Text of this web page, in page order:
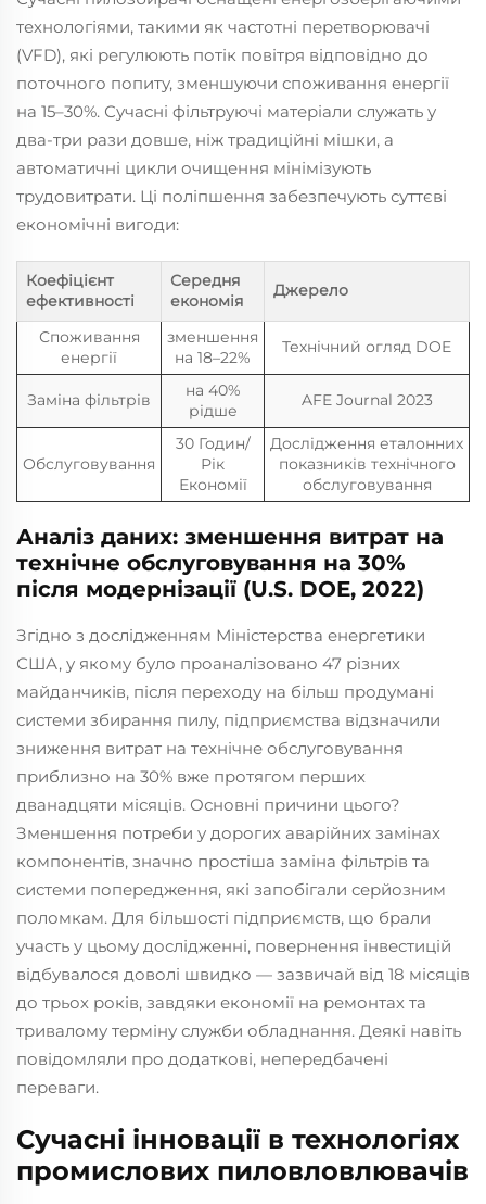
технологіями, такими як частотні перетворювачі
(VFD), які регулюють потік повітря відповідно до
поточного попиту, зменшуючи споживання енергії
на 15–30%. Сучасні фільтруючі матеріали служать у
два-три рази довше, ніж традиційні мішки, а
автоматичні цикли очищення мінімізують
трудовитрати. Ці поліпшення забезпечують суттєві
економічні вигоди:
Коефіцієнт
ефективності
Середня
економія
Джерело
Споживання
енергії
зменшення
на 18–22%
Технічний огляд DOE
Заміна фільтрів
на 40%
рідше
AFE Journal 2023
Обслуговування
30 Годин/
Рік
Економії
Дослідження еталонних
показників технічного
обслуговування
Аналіз даних: зменшення витрат на
технічне обслуговування на 30%
після модернізації (U.S. DOE, 2022)
Згідно з дослідженням Міністерства енергетики
США, у якому було проаналізовано 47 різних
майданчиків, після переходу на більш продумані
системи збирання пилу, підприємства відзначили
зниження витрат на технічне обслуговування
приблизно на 30% вже протягом перших
дванадцяти місяців. Основні причини цього?
Зменшення потреби у дорогих аварійних замінах
компонентів, значно простіша заміна фільтрів та
системи попередження, які запобігали серйозним
поломкам. Для більшості підприємств, що брали
участь у цьому дослідженні, повернення інвестицій
відбувалося доволі швидко — зазвичай від 18 місяців
до трьох років, завдяки економії на ремонтах та
тривалому терміну служби обладнання. Деякі навіть
повідомляли про додаткові, непередбачені
переваги.
Сучасні інновації в технологіях
промислових пиловловлювачів